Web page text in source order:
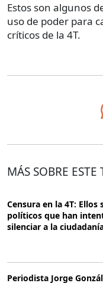
Estos son algunos
uso de poder para
críticos de la 4T.
MÁS SOBRE ESTE
Censura en la 4T: Ellos
políticos que han
silenciar a la
Periodista Jorge